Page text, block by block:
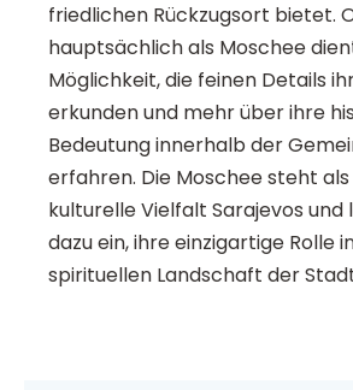
friedlichen Rückzugsort bietet.
hauptsächlich als Moschee
Möglichkeit, die feinen Details
erkunden und mehr über ihre
Bedeutung innerhalb der
erfahren. Die Moschee steht als
kulturelle Vielfalt Sarajevos und
dazu ein, ihre einzigartige Rolle
spirituellen Landschaft der